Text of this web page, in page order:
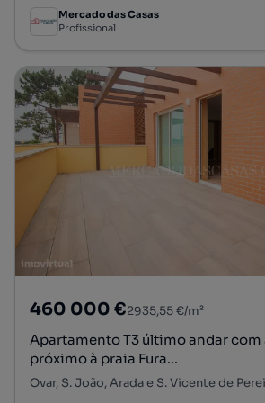
Mercado das Casas
Profissional
460 000 €2935,55 €/m²
Apartamento T3 último andar com
próximo à praia Fura...